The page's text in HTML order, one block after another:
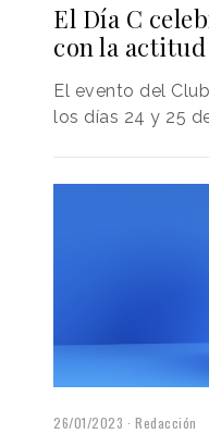
El Día C
con la
El evento del
los días 24 y 25
26/01/2023 Redacción